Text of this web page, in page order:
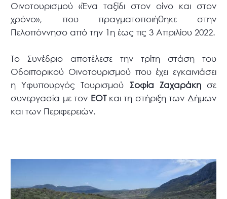
Οινοτουρισμού «Ένα ταξίδι στον οίνο και στον
χρόνο», που πραγματοποιήθηκε στην
Πελοπόννησο από την 1η έως τις 3 Απριλίου 2022.
Το Συνέδριο αποτέλεσε την τρίτη στάση του
Οδοιπορικού Οινοτουρισμού που έχει εγκαινιάσει
η Υφυπουργός Τουρισμού Σοφία Ζαχαράκη σε
συνεργασία με τον ΕΟΤκαι τη στήριξη των Δήμων
και των Περιφερειών.